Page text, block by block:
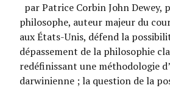
par Patrice Corbin John Dewey,
philosophe, auteur majeur du
aux États-Unis, défend la
dépassement de la philosophie
redéfinissant une méthodologie
darwinienne ; la question de la